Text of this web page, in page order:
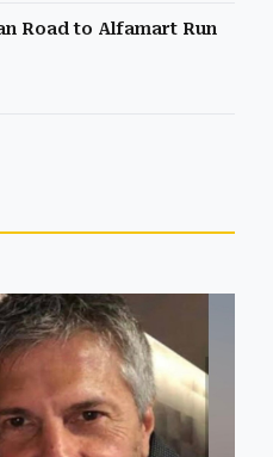
Road to Alfamart Run